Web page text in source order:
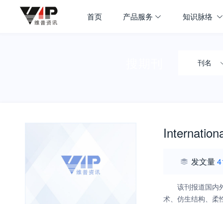
首页 产品服务 知识脉络
刊名
发文量
该刊报道国内
术、仿生结构、柔